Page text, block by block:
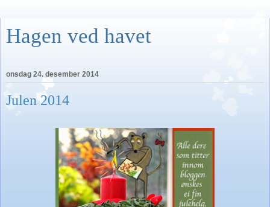
Hagen ved havet
onsdag 24. desember 2014
Julen 2014